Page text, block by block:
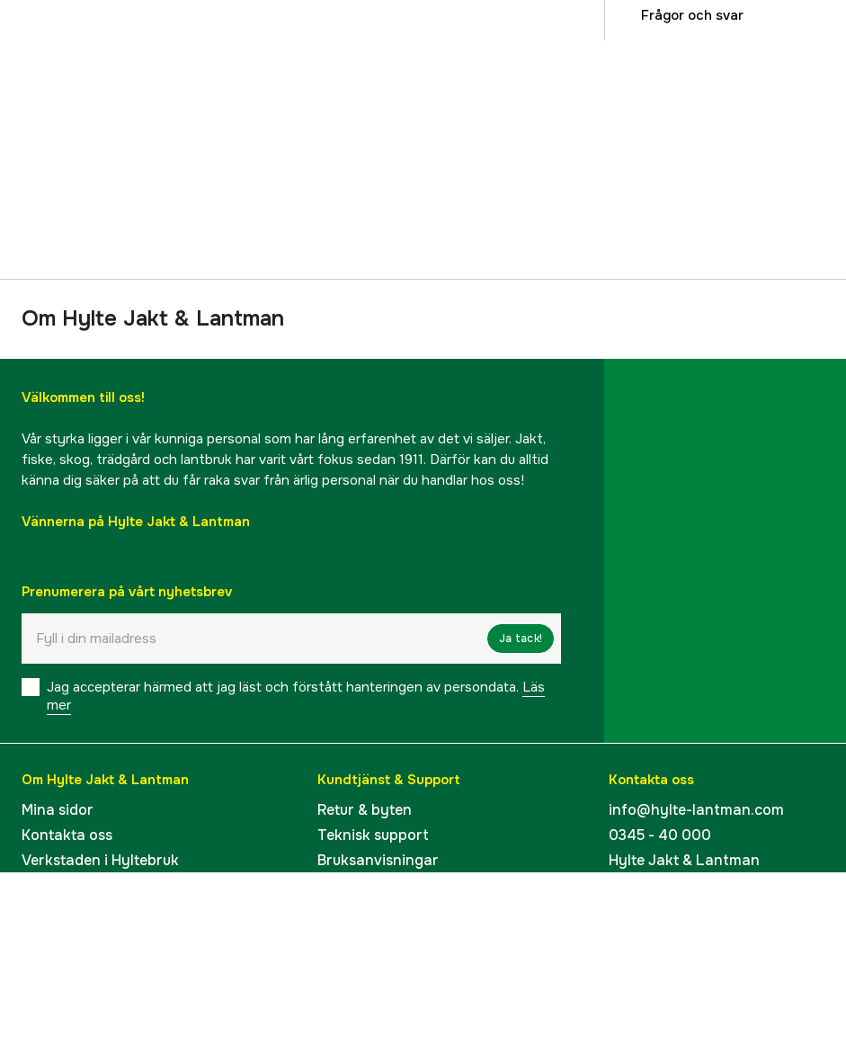
Global Garanti
Frågor och svar
Om Hylte Jakt & Lantman
Välkommen till oss!
Vår styrka ligger i vår kunniga personal som har lång erfarenhet av det vi säljer. Jakt,
fiske, skog, trädgård och lantbruk har varit vårt fokus sedan 1911. Därför kan du alltid
känna dig säker på att du får raka svar från ärlig personal när du handlar hos oss!
Vännerna på Hylte Jakt & Lantman
Prenumerera på vårt nyhetsbrev
Ja tack!
Jag accepterar härmed att jag läst och förstått hanteringen av persondata. Läs
mer
Om Hylte Jakt & Lantman
Mina sidor
Kontakta oss
Verkstaden i Hyltebruk
Kundtjänst & Support
Retur & byten
Teknisk support
Bruksanvisningar
Kontakta oss
info@hylte-lantman.com
0345 - 40 000
Hylte Jakt & Lantman
Hantverksgatan 15